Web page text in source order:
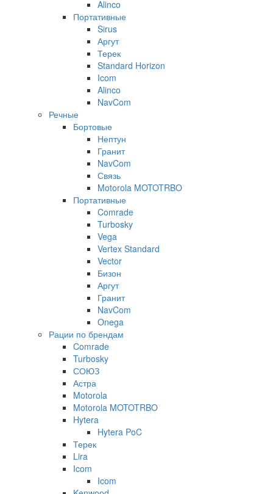
Alinco
Портативные
Sirus
Аргут
Терек
Standard Horizon
Icom
Alinco
NavCom
Речные
Бортовые
Нептун
Гранит
NavCom
Связь
Motorola MOTOTRBO
Портативные
Comrade
Turbosky
Vega
Vertex Standard
Vector
Бизон
Аргут
Гранит
NavCom
Onega
Рации по брендам
Comrade
Turbosky
СОЮЗ
Астра
Motorola
Motorola MOTOTRBO
Hytera
Hytera PoC
Терек
Lira
Icom
Icom